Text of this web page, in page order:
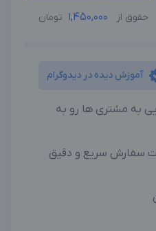
حقوق از 1,450,000 تومان
آموزش دیده در دیدوگرام
به مشتری ها رو به
سفارش سریع و دقیق